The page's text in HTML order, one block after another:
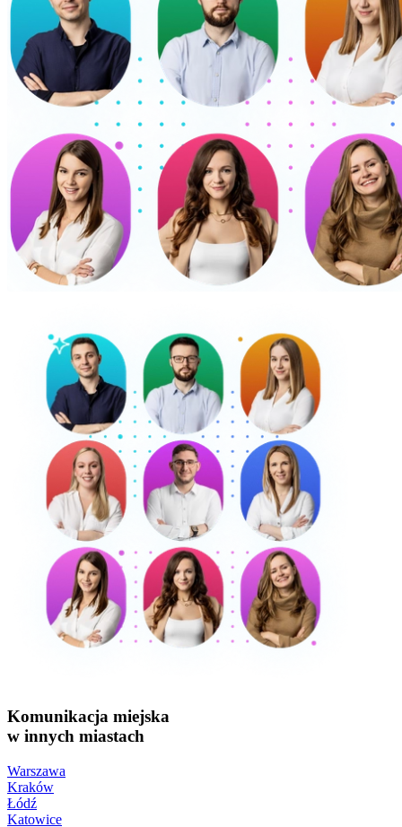
Komunikacja miejska
w innych miastach
Warszawa
Kraków
Łódź
Katowice